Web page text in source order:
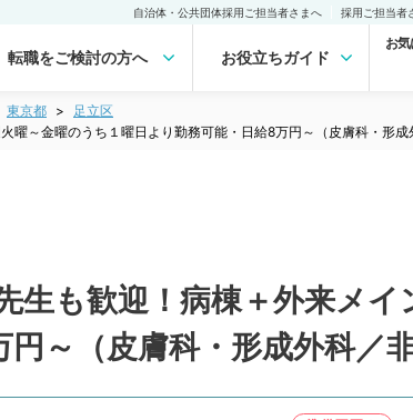
自治体・公共団体採用ご担当者さまへ 採用ご担当者
転職をご検討の方へ お役立ちガイド
お
東京都
足立区
～金曜のうち１曜日より勤務可能・日給8万円～（皮膚科・形成
生も歓迎！病棟＋外来メ
～（皮膚科・形成外科／非